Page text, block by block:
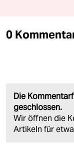
0
Die
geschlossen.
Wir öffnen die
Artikeln für